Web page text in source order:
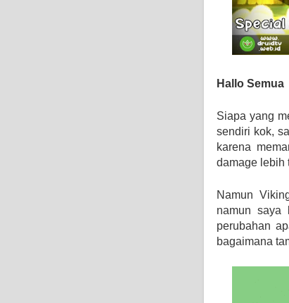
Hallo Semua
Siapa yang
sendiri kok,
karena
damage lebih
Namun
namun saya
perubahan
bagaimana